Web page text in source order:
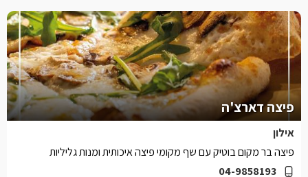
פיצה דארצ'ה
אילון
04-9858193
פיצה בר מקום בוטיק עם שף מקומי פיצה איכותית ומנות גליליות